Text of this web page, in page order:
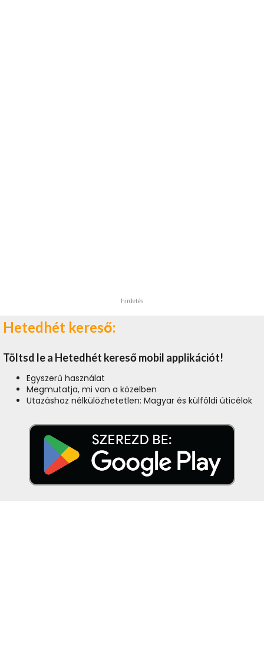
hirdetés
Hetedhét kereső:
Töltsd le a Hetedhét kereső mobil applikációt!
Egyszerű használat
Megmutatja, mi van a közelben
Utazáshoz nélkülözhetetlen: Magyar és külföldi úticélok